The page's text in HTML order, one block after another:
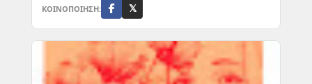
ΚΟΙΝΟΠΟΙΗΣΗ: 𝕏